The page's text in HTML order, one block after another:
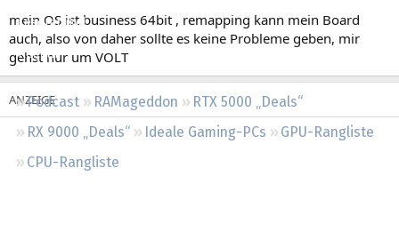
Leserartikel
Regeln
Podcast RAMageddon
RTX 5000 „Deals“
RX 9000 „Deals“
Ideale Gaming-PCs
GPU-Rangliste
CPU-Rangliste
mein OS ist business 64bit , remapping kann mein Board
auch, also von daher sollte es keine Probleme geben, mir
gehst nur um VOLT